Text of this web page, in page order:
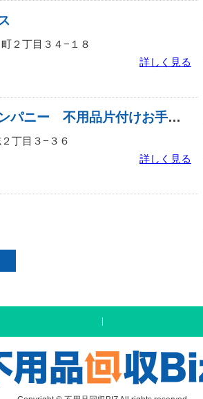
２丁目３４−１８
詳しく見る
ああ安心のヘルプマンカンパニー 不用品片付けお手伝い係り
丁目３−３６
詳しく見る